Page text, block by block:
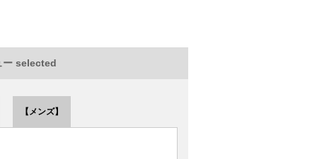
ー selected
【メンズ】